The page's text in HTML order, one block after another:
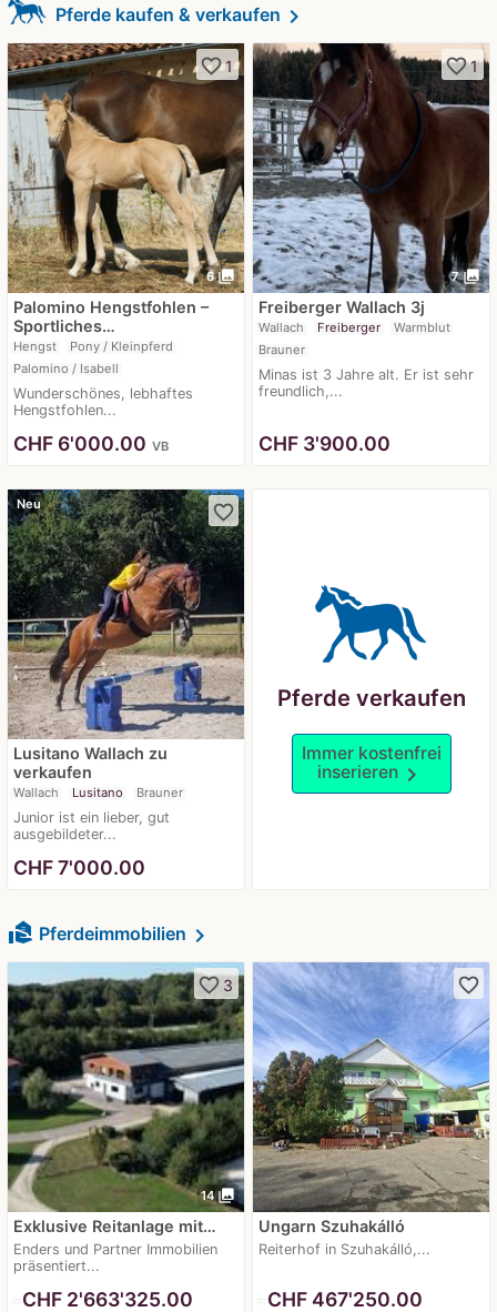
Pferde kaufen & verkaufen chevron_right
6 photo_library
favorite_border1
Palomino Hengstfohlen –
Sportliches…
Hengst
Pony / Kleinpferd
Palomino / Isabell
Wunderschönes, lebhaftes
Hengstfohlen...
CHF 6'000.00 VB
7 photo_library
favorite_border1
Freiberger Wallach 3j
Wallach Freiberger
Warmblut
Brauner
Minas ist 3 Jahre alt. Er ist sehr
freundlich,...
CHF 3'900.00
Neu favorite_border
Lusitano Wallach zu
verkaufen
Wallach Lusitano Brauner
Junior ist ein lieber, gut
ausgebildeter...
CHF7'000.00
Pferde verkaufen
Immer kostenfrei
inserieren chevron_right
real_estate_agent Pferdeimmobilien chevron_right
14 photo_library
favorite_border 3
Exklusive Reitanlage mit…
Enders und Partner Immobilien
präsentiert...
CHF 2'663'325.00
favorite_border
Ungarn Szuhakálló
Reiterhof in Szuhakálló,...
CHF 467'250.00